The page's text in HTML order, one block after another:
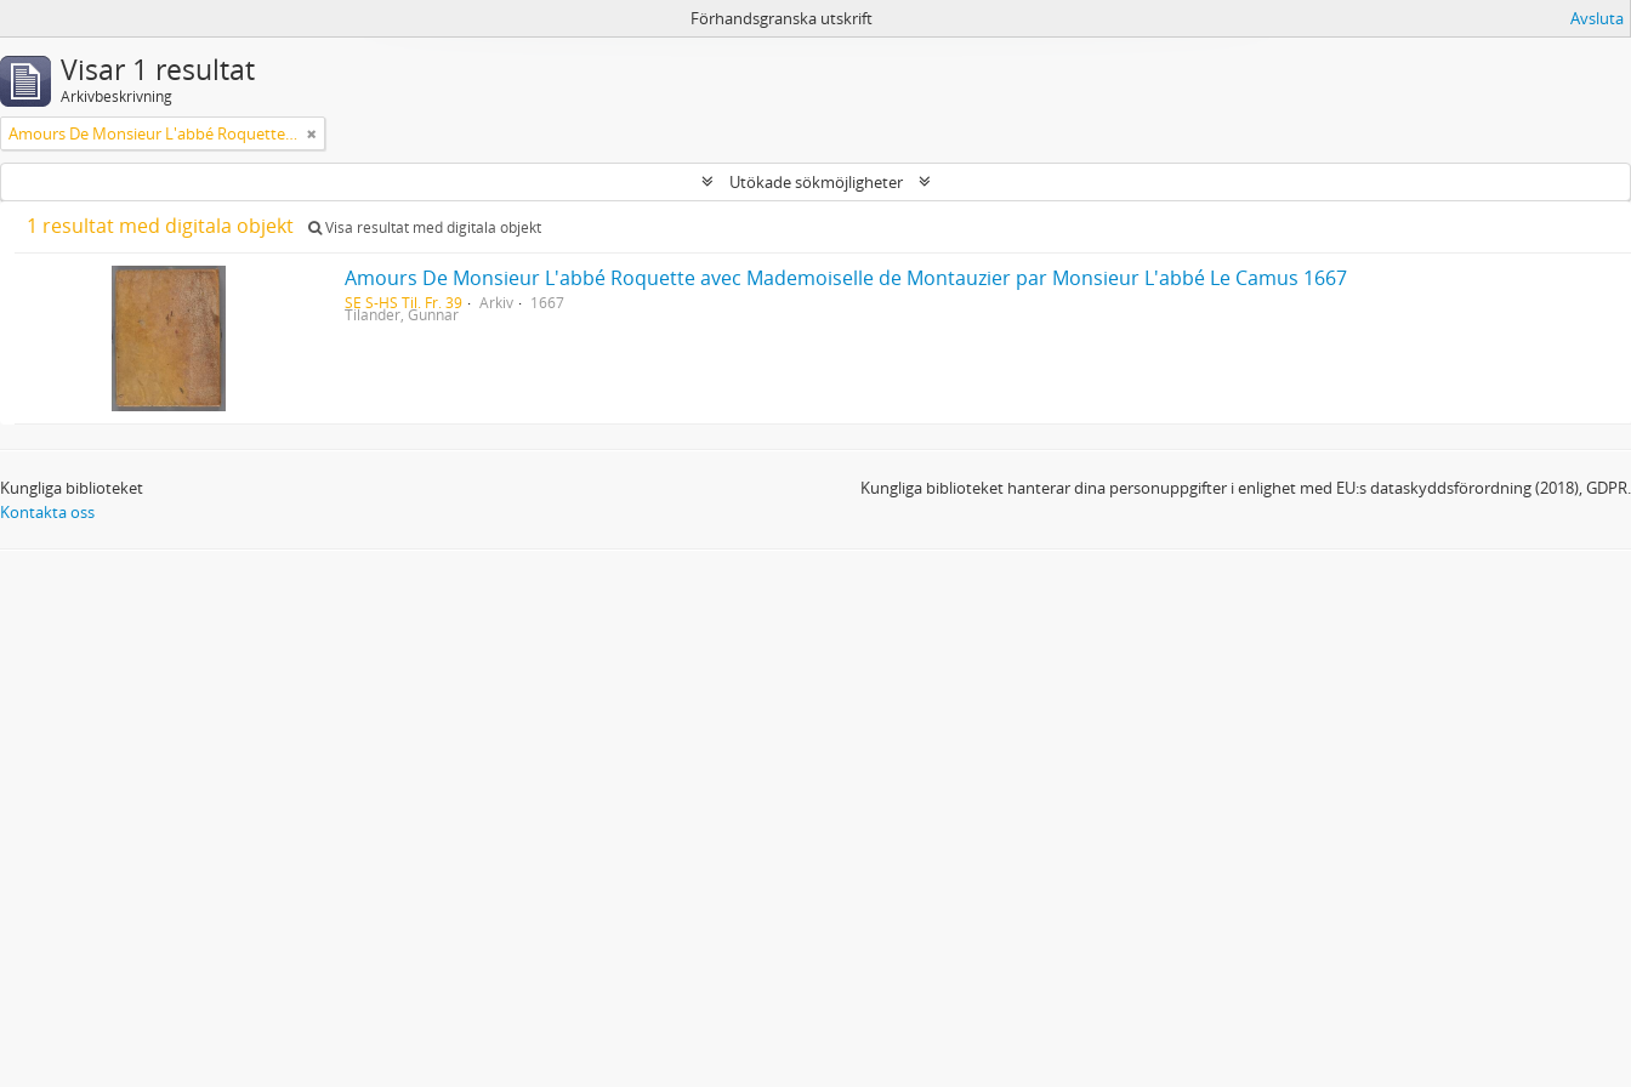
Förhandsgranska utskrift Avsluta
Visar 1 resultat
Arkivbeskrivning
Amours De Monsieur L'abbé Roquette avec Mademoiselle de Montauzier par Monsieur L'abbé Le Camus 1667
Utökade sökmöjligheter
1 resultat med digitala objekt Visa resultat med digitala objekt
Amours De Monsieur L'abbé Roquette avec Mademoiselle de Montauzier par Monsieur L'abbé Le Camus 1667
SE S-HS Til. Fr. 39 Arkiv 1667
Tilander, Gunnar
Kungliga biblioteket
Kontakta oss
Kungliga biblioteket hanterar dina personuppgifter i enlighet med EU:s dataskyddsförordning (2018), GDPR.